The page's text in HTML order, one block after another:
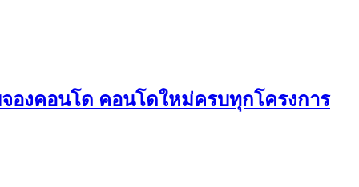
องคอนโด คอนโดใหม่ครบทุกโครงการ